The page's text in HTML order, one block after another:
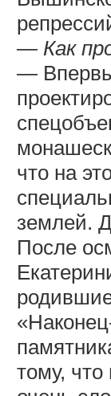
— Как
—
что на
землей.
После
тому,